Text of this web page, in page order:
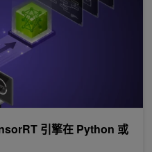
引擎在 Python 或